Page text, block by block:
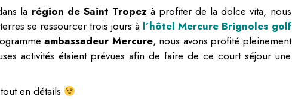
la région de Saint Tropez à profiter de la dolce vita, nous
se ressourcer trois jours à l’hôtel Mercure Brignoles golf
ambassadeur Mercure, nous avons profité pleinement
activités étaient prévues afin de faire de ce court séjour une
en détails